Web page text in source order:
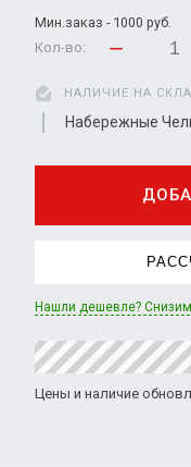
Мин.заказ - 1000 руб.
Кол-во:
НАЛИЧИЕ НА
Набережные
Нашли дешевле?
Цены и наличие